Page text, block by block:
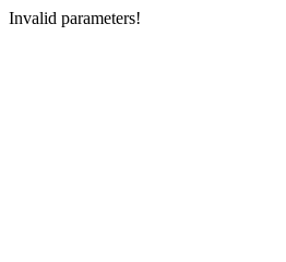
Invalid parameters!